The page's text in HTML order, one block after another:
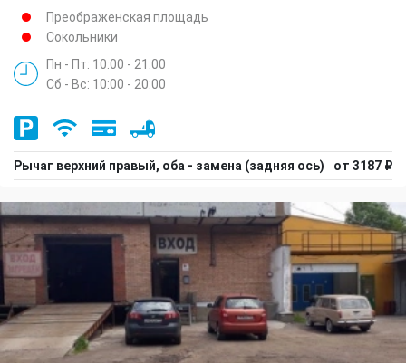
Преображенская площадь
Сокольники
Пн - Пт: 10:00 - 21:00
Сб - Вс: 10:00 - 20:00
Рычаг верхний правый, оба - замена (задняя ось) от 3187 ₽